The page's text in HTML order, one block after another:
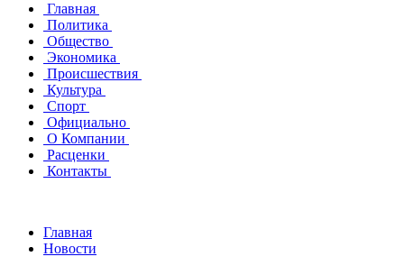
Главная
Политика
Общество
Экономика
Происшествия
Культура
Спорт
Официально
О Компании
Расценки
Контакты
Главная
Новости